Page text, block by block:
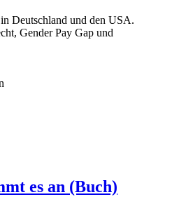
Deutschland und den USA.
Gender Pay Gap und
es an (Buch)